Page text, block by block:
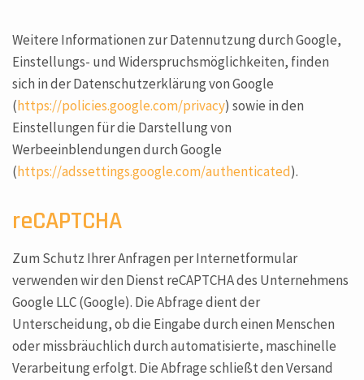
Weitere Informationen zur Datennutzung durch Google,
Einstellungs- und Widerspruchsmöglichkeiten, finden
sich in der Datenschutzerklärung von Google
(https://policies.google.com/privacy) sowie in den
Einstellungen für die Darstellung von
Werbeeinblendungen durch Google
(https://adssettings.google.com/authenticated).
reCAPTCHA
Zum Schutz Ihrer Anfragen per Internetformular
verwenden wir den Dienst reCAPTCHA des Unternehmens
Google LLC (Google). Die Abfrage dient der
Unterscheidung, ob die Eingabe durch einen Menschen
oder missbräuchlich durch automatisierte, maschinelle
Verarbeitung erfolgt. Die Abfrage schließt den Versand